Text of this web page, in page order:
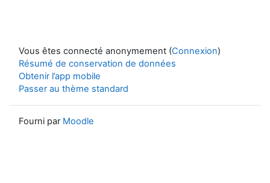
Vous êtes connecté anonymement (Connexion)
Résumé de conservation de données
Obtenir l’app mobile
Passer au thème standard
Fourni par Moodle